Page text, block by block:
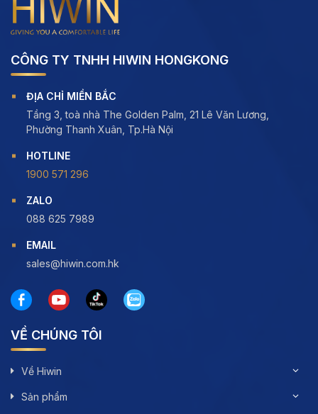
CÔNG TY TNHH HIWIN HONGKONG
ĐỊA CHỈ MIỀN BẮC
Tầng 3, toà nhà The Golden Palm, 21 Lê Văn Lương,
Phường Thanh Xuân, Tp.Hà Nội
HOTLINE
1900 571 296
ZALO
088 625 7989
EMAIL
sales@hiwin.com.hk
VỀ CHÚNG TÔI
Về Hiwin
Sản phẩm